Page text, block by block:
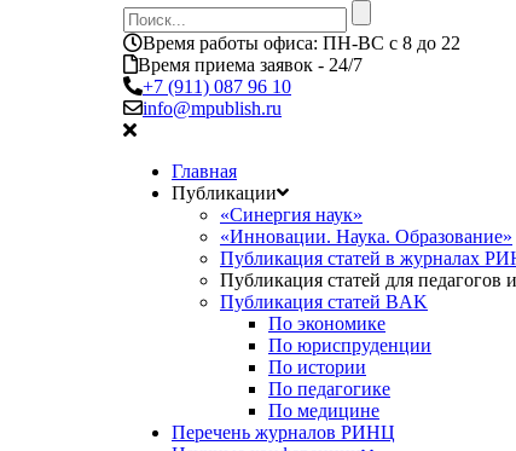
Время работы офиса: ПН-ВС с 8 до 22
Время приема заявок - 24/7
+7 (911) 087 96 10
info@mpublish.ru
Главная
Публикации
«Синергия наук»
«Инновации. Наука. Образование»
Публикация статей в журналах
Публикация статей для педагогов
Публикация статей BAK
По экономике
По юриспруденции
По истории
По педагогике
По медицине
Перечень журналов РИНЦ